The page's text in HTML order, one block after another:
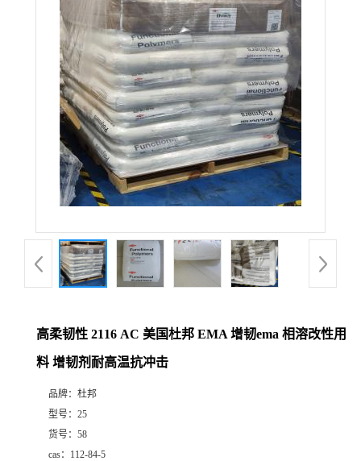
高柔韧性 2116 AC 美国杜邦 EMA 增韧ema 相溶改性用
料 增韧剂耐高温抗冲击
品牌： 杜邦
型号： 25
货号： 58
cas： 112-84-5